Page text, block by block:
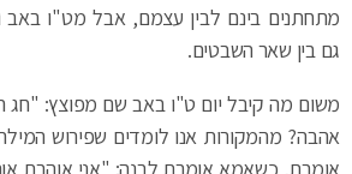
מתחתנים בינם לבין עצמם, אבל מט"ו באב
גם בין שאר השבטים.
משום מה קיבל יום ט"ו באב שם מפוצץ:
אהבה? מהמקורות אנו לומדים שפירוש
אומרת, כשאמא אומרת לבנה: "אני אוהבת